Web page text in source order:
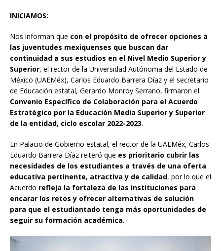
INICIAMOS:
Nos informan que con el propósito de ofrecer opciones a
las juventudes mexiquenses que buscan dar
continuidad a sus estudios en el Nivel Medio Superior y
Superior, el rector de la Universidad Autónoma del Estado de
México (UAEMéx), Carlos Eduardo Barrera Díaz y el secretario
de Educación estatal, Gerardo Monroy Serrano, firmaron el
Convenio Específico de Colaboración para el Acuerdo
Estratégico por la Educación Media Superior y Superior
de la entidad, ciclo escolar 2022-2023.
En Palacio de Gobierno estatal, el rector de la UAEMéx, Carlos
Eduardo Barrera Díaz reiteró que es prioritario cubrir las
necesidades de los estudiantes a través de una oferta
educativa pertinente, atractiva y de calidad, por lo que el
Acuerdo refleja la fortaleza de las instituciones para
encarar los retos y ofrecer alternativas de solución
para que el estudiantado tenga más oportunidades de
seguir su formación académica.